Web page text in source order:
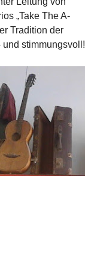
„Take The A-
Tradition der
stimmungsvoll!